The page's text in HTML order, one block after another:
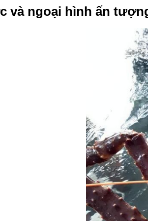
và ngoại hình ấn